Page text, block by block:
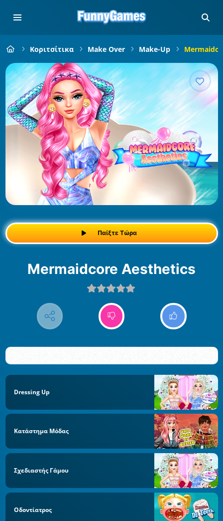
Κοριτσίτικα Make Over Make-Up
Παίξτε Τώρα
Mermaidcore Aesthetics
Dressing Up
Κατάστημα Μόδας
Σχεδιαστής Γάμου
Οδοντίατρος